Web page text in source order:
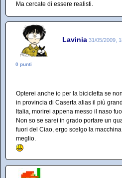
Ma cercate di essere realisti.
Lavinia 31/05/2009,
0 punti
Opterei anche io per la bicicletta se
in provincia di Caserta alias il più
Italia, morirei appena messo il naso
Non so se sarei in grado portare un
fuori del Ciao, ergo scelgo la
meglio.